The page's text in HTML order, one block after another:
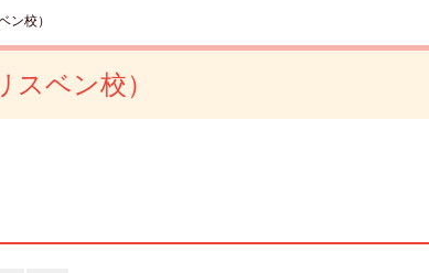
ン校）
ベン校）